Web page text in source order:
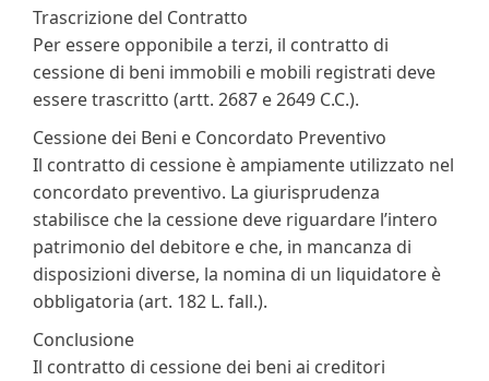
Trascrizione del Contratto
Per essere opponibile a terzi, il contratto di
cessione di beni immobili e mobili registrati deve
essere trascritto (artt. 2687 e 2649 C.C.).
Cessione dei Beni e Concordato Preventivo
Il contratto di cessione è ampiamente utilizzato nel
concordato preventivo. La giurisprudenza
stabilisce che la cessione deve riguardare l’intero
patrimonio del debitore e che, in mancanza di
disposizioni diverse, la nomina di un liquidatore è
obbligatoria (art. 182 L. fall.).
Conclusione
Il contratto di cessione dei beni ai creditori